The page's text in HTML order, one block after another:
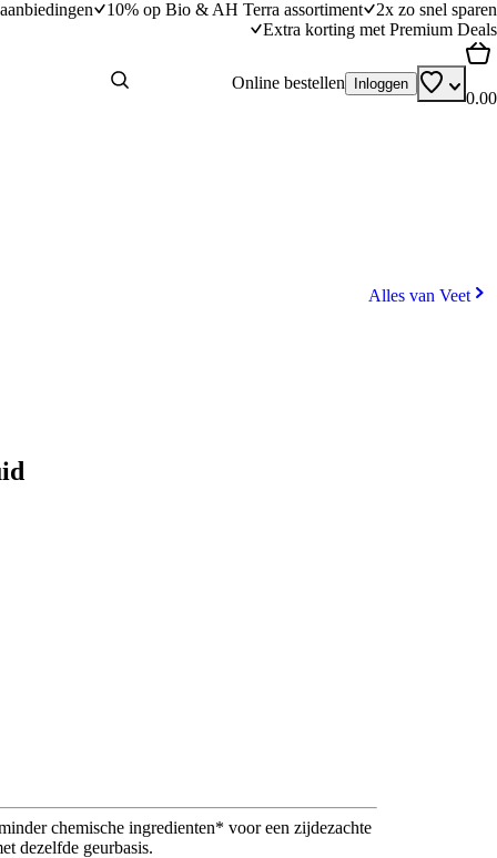
10% op Bio & AH Terra assortiment
2x zo snel sparen
Extra korting met Premium Deals
Online bestellen Inloggen
0.00
Alles van Veet
chemische ingredienten* voor een zijdezachte
dezelfde geurbasis.